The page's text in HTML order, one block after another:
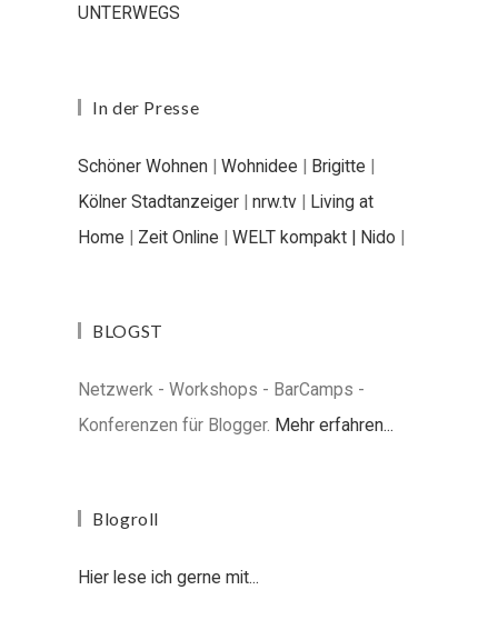
UNTERWEGS
In der Presse
Schöner Wohnen | Wohnidee | Brigitte |
Kölner Stadtanzeiger | nrw.tv | Living at
Home | Zeit Online | WELT kompakt | Nido |
BLOGST
Netzwerk - Workshops - BarCamps -
Konferenzen für Blogger. Mehr erfahren...
Blogroll
Hier lese ich gerne mit...